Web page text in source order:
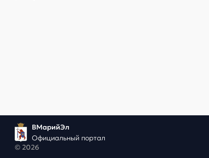
ВМарийЭл
Официальный портал
© 2026